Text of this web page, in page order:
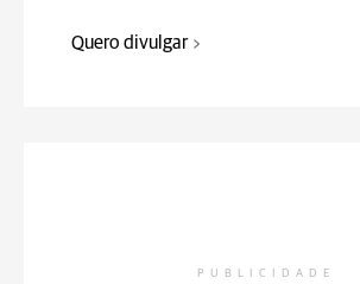
Quero divulgar
PUBLICIDADE